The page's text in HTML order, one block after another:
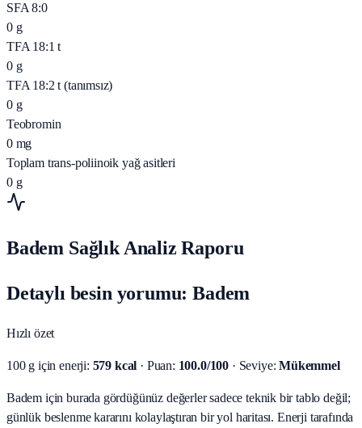
SFA 8:0
0 g
TFA 18:1 t
0 g
TFA 18:2 t (tanımsız)
0 g
Teobromin
0 mg
Toplam trans-poliinoik yağ asitleri
0 g
Badem Sağlık Analiz Raporu
Detaylı besin yorumu: Badem
Hızlı özet
100 g için enerji: 579 kcal · Puan: 100.0/100 · Seviye: Mükemmel
Badem için burada gördüğünüz değerler sadece teknik bir tablo değil;
günlük beslenme kararını kolaylaştıran bir yol haritası. Enerji tarafında